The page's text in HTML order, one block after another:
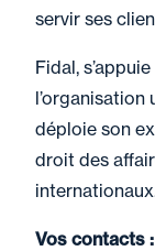
servir ses
Fidal,
l’organisation
déploie son
droit des
Vos contacts :